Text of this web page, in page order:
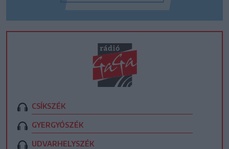
CSÍKSZÉK
GYERGYÓSZÉK
UDVARHELYSZÉK